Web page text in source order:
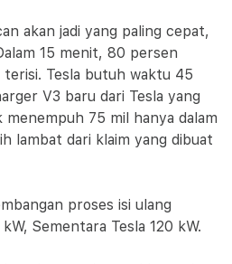
akan jadi yang paling cepat,
15 menit, 80 persen
terisi. Tesla butuh waktu 45
V3 baru dari Tesla yang
menempuh 75 mil hanya dalam
lambat dari klaim yang dibuat
proses isi ulang
Sementara Tesla 120 kW.